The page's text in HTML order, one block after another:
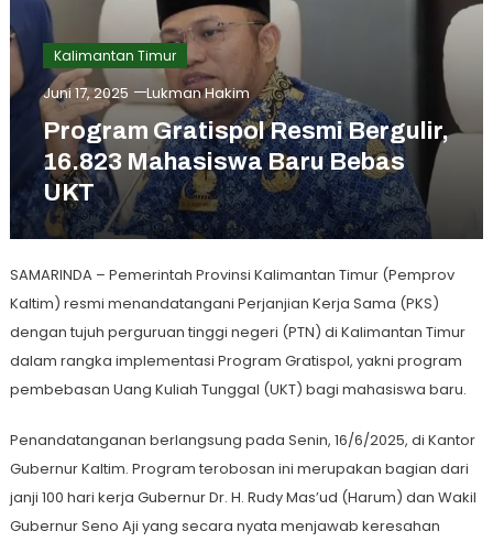
Kalimantan Timur
Juni 17, 2025 Lukman Hakim
Program Gratispol Resmi Bergulir,
16.823 Mahasiswa Baru Bebas
UKT
SAMARINDA – Pemerintah Provinsi Kalimantan Timur (Pemprov
Kaltim) resmi menandatangani Perjanjian Kerja Sama (PKS)
dengan tujuh perguruan tinggi negeri (PTN) di Kalimantan Timur
dalam rangka implementasi Program Gratispol, yakni program
pembebasan Uang Kuliah Tunggal (UKT) bagi mahasiswa baru.
Penandatanganan berlangsung pada Senin, 16/6/2025, di Kantor
Gubernur Kaltim. Program terobosan ini merupakan bagian dari
janji 100 hari kerja Gubernur Dr. H. Rudy Mas’ud (Harum) dan Wakil
Gubernur Seno Aji yang secara nyata menjawab keresahan